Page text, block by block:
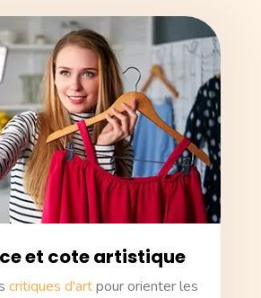
et cote artistique
critiques d'artpour orienter les